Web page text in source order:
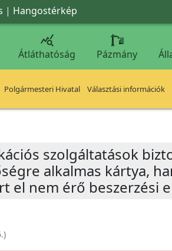
| Hangostérkép

Átláthatóság Pázmány
Polgármesteri Hivatal Választási információk
szolgáltatások
alkalmas kártya,
el nem érő beszerzési
)